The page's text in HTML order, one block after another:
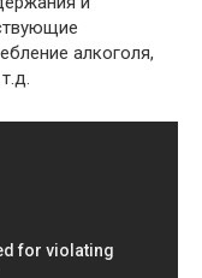
алкоголя,